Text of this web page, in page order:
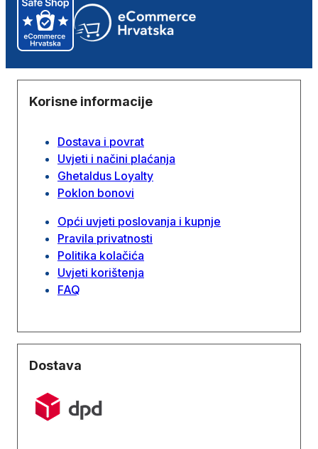
Korisne informacije
Dostava i povrat
Uvjeti i načini plaćanja
Ghetaldus Loyalty
Poklon bonovi
Opći uvjeti poslovanja i kupnje
Pravila privatnosti
Politika kolačića
Uvjeti korištenja
FAQ
Dostava